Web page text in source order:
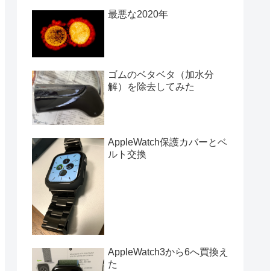
最悪な2020年
ゴムのベタベタ（加水分
解）を除去してみた
AppleWatch保護カバーとベ
ルト交換
AppleWatch3から6へ買換え
た